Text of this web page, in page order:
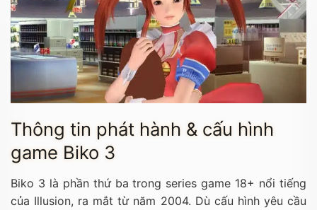
Thông tin phát hành & cấu hình
game Biko 3
Biko 3 là phần thứ ba trong series game 18+ nổi tiếng
của Illusion, ra mắt từ năm 2004. Dù cấu hình yêu cầu